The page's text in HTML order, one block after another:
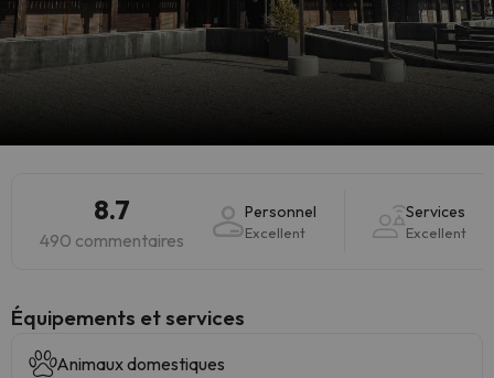
8.7
490 commentaires
Personnel
Excellent
Services
Excellent
​Équipements et services
Animaux domestiques